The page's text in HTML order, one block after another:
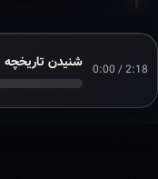
0:00 / 2:18 شنیدن